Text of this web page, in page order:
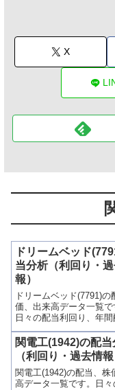
X
ドリームベッド
当分析（利回り・
報）
ドリームベッド(7791)の
価、出来高データ一覧で
日々の配当利回り、年間
較、株価や出来高との関
額配当目的の買い時チャ
ど、表とグラフでわかり
掲載、配当利回りランキ
参考に！
関電工(1942)の配当
（利回り・過去情報
関電工(1942)の配当、株
高データ一覧です。日々